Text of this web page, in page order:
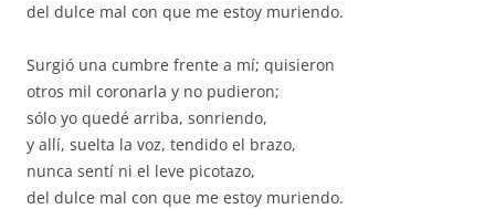
del dulce mal con que me estoy muriendo.
Surgió una cumbre frente a mí; quisieron
otros mil coronarla y no pudieron;
sólo yo quedé arriba, sonriendo,
y allí, suelta la voz, tendido el brazo,
nunca sentí ni el leve picotazo,
del dulce mal con que me estoy muriendo.